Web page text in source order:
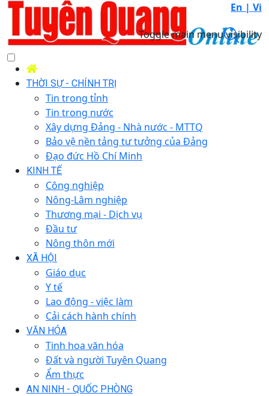
En | Vi
Toggle main menu visibility
THỜI SỰ - CHÍNH TRỊ
Tin trong tỉnh
Tin trong nước
Xây dựng Đảng - Nhà nước - MTTQ
Bảo vệ nền tảng tư tưởng của Đảng
Đạo đức Hồ Chí Minh
KINH TẾ
Công nghiệp
Nông-Lâm nghiệp
Thương mại - Dịch vụ
Đầu tư
Nông thôn mới
XÃ HỘI
Giáo dục
Y tế
Lao động - việc làm
Cải cách hành chính
VĂN HÓA
Tinh hoa văn hóa
Đất và người Tuyên Quang
Ẩm thực
AN NINH - QUỐC PHÒNG